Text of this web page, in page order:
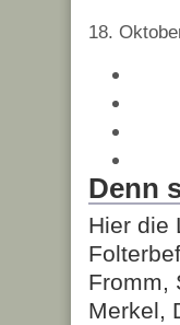
18.
Denn
Hier die
Fromm,
Merkel,